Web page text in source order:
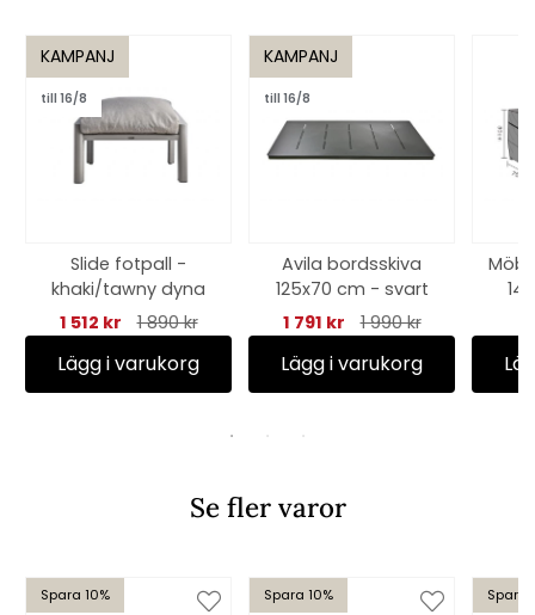
KAMPANJ
till 16/8
Slide fotpall -
khaki/tawny dyna
1 512 kr
1 890 kr
Lägg i varukorg
KAMPANJ
till 16/8
Avila bordsskiva
125x70 cm - svart
1 791 kr
1 990 kr
Lägg i varukorg
Se fler varor
Spara 10% Spara 10% Spara